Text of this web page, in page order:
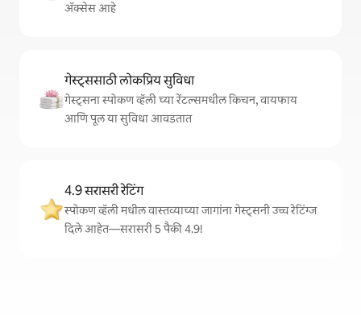
अ‍ॅक्सेस आहे
गेस्ट्ससाठी लोकप्रिय सुविधा
गेस्ट्सना स्पोकण व्हॅली च्या रेंटल्समधील किचन, वायफाय
आणि पूल या सुविधा आवडतात
4.9 सरासरी रेटिंग
स्पोकण व्हॅली मधील वास्तव्याच्या जागांना गेस्ट्सनी उच्च रेटिंग्ज
दिले आहेत—सरासरी 5 पैकी 4.9!